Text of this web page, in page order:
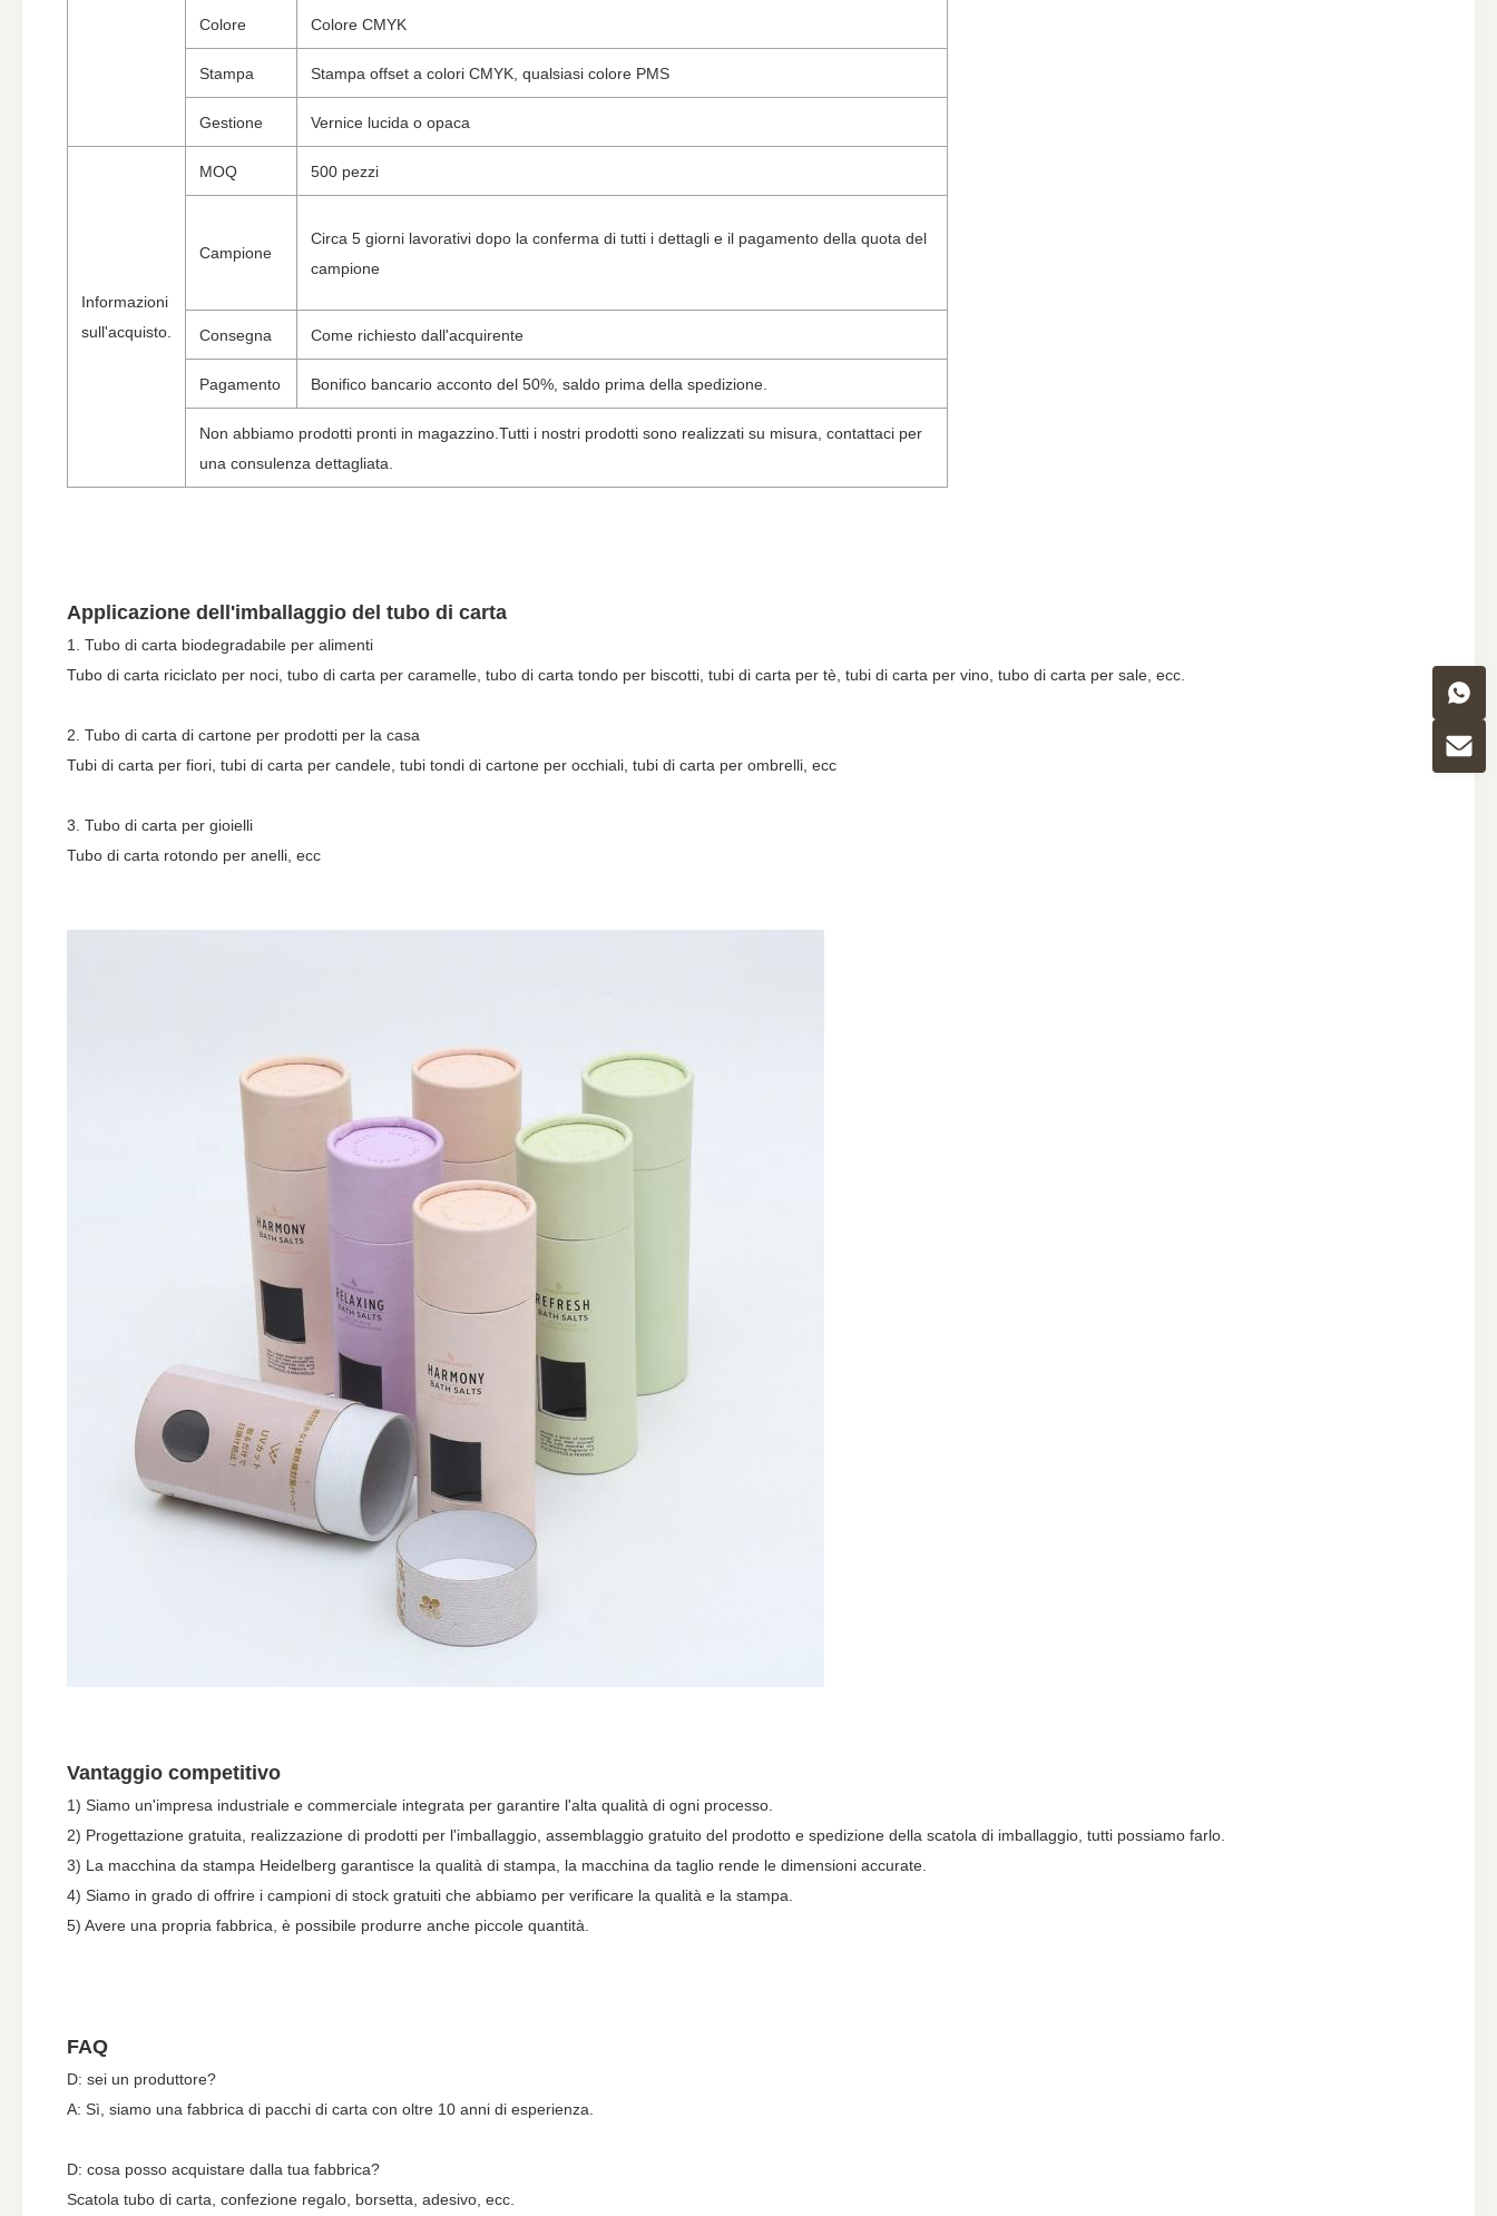
Colore Colore CMYK
Stampa Stampa offset a colori CMYK, qualsiasi colore PMS
Gestione Vernice lucida o opaca
Informazioni
sull'acquisto.
MOQ 500 pezzi
Campione
Circa 5 giorni lavorativi dopo la conferma di tutti i dettagli e il pagamento della quota del
campione
Consegna Come richiesto dall'acquirente
Pagamento Bonifico bancario acconto del 50%, saldo prima della spedizione.
Non abbiamo prodotti pronti in magazzino.Tutti i nostri prodotti sono realizzati su misura, contattaci per
una consulenza dettagliata.
Applicazione dell'imballaggio del tubo di carta
1. Tubo di carta biodegradabile per alimenti
Tubo di carta riciclato per noci, tubo di carta per caramelle, tubo di carta tondo per biscotti, tubi di carta per tè, tubi di carta per vino, tubo di carta per sale, ecc.
2. Tubo di carta di cartone per prodotti per la casa
Tubi di carta per fiori, tubi di carta per candele, tubi tondi di cartone per occhiali, tubi di carta per ombrelli, ecc
3. Tubo di carta per gioielli
Tubo di carta rotondo per anelli, ecc
Vantaggio competitivo
1) Siamo un'impresa industriale e commerciale integrata per garantire l'alta qualità di ogni processo.
2) Progettazione gratuita, realizzazione di prodotti per l'imballaggio, assemblaggio gratuito del prodotto e spedizione della scatola di imballaggio, tutti possiamo farlo.
3) La macchina da stampa Heidelberg garantisce la qualità di stampa, la macchina da taglio rende le dimensioni accurate.
4) Siamo in grado di offrire i campioni di stock gratuiti che abbiamo per verificare la qualità e la stampa.
5) Avere una propria fabbrica, è possibile produrre anche piccole quantità.
FAQ
D: sei un produttore?
A: Sì, siamo una fabbrica di pacchi di carta con oltre 10 anni di esperienza.
D: cosa posso acquistare dalla tua fabbrica?
Scatola tubo di carta, confezione regalo, borsetta, adesivo, ecc.